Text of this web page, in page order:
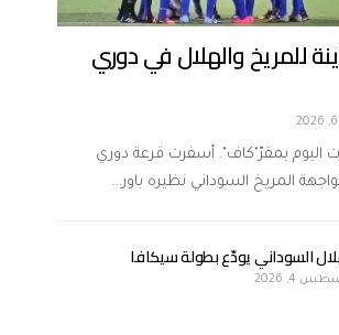
للمريخ والهلال في دوري
اليوم بمقرّ"كاف". أسفرت قرعة دوري
المريخ السوداني نظيره باور…
السوداني يودّع بطولة سيكافا
4, 2026